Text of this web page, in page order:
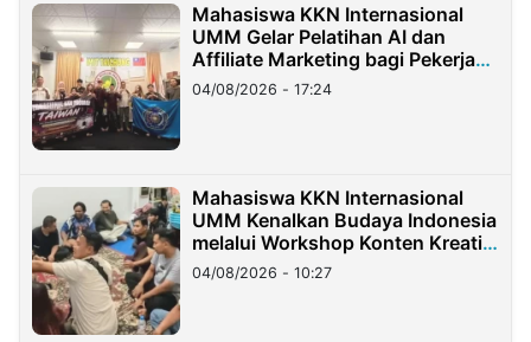
Mahasiswa KKN Internasional
UMM Gelar Pelatihan AI dan
Affiliate Marketing bagi Pekerja
Migran Indonesia di Taiwan
04/08/2026 - 17:24
Mahasiswa KKN Internasional
UMM Kenalkan Budaya Indonesia
melalui Workshop Konten Kreatif
di Taiwan
04/08/2026 - 10:27